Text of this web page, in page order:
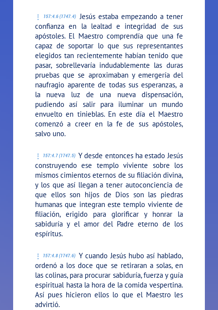
157:4.6 (1747.4) Jesús estaba empezando a tener
confianza en la lealtad e integridad de sus
apóstoles. El Maestro comprendía que una fe
capaz de soportar lo que sus representantes
elegidos tan recientemente habían tenido que
pasar, sobrellevaría indudablemente las duras
pruebas que se aproximaban y emergería del
naufragio aparente de todas sus esperanzas, a
la nueva luz de una nueva dispensación,
pudiendo así salir para iluminar un mundo
envuelto en tinieblas. En este día el Maestro
comenzó a creer en la fe de sus apóstoles,
salvo uno.
157:4.7 (1747.5) Y desde entonces ha estado Jesús
construyendo ese templo viviente sobre los
mismos cimientos eternos de su filiación divina,
y los que así llegan a tener autoconciencia de
que ellos son hijos de Dios son las piedras
humanas que integran este templo viviente de
filiación, erigido para glorificar y honrar la
sabiduría y el amor del Padre eterno de los
espíritus.
157:4.8 (1747.6) Y cuando Jesús hubo así hablado,
ordenó a los doce que se retiraran a solas, en
las colinas, para procurar sabiduría, fuerza y guía
espiritual hasta la hora de la comida vespertina.
Así pues hicieron ellos lo que el Maestro les
advirtió.